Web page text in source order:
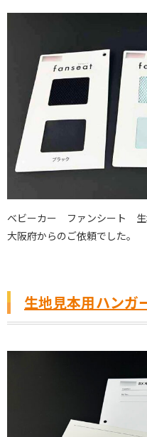
ベビーカー ファンシート 生
大阪府からのご依頼でした。
生地見本用ハンガ